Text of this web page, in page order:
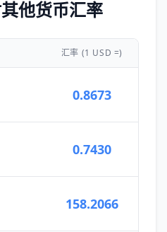
他货币汇率
汇率 (1 USD =)
0.8673
0.7430
158.2066